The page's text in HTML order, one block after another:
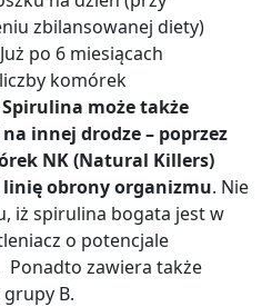
zbilansowanej diety)
po 6 miesiącach
komórek
Spirulina może także
innej drodze – poprzez
NK (Natural Killers)
obrony organizmu. Nie
iż spirulina bogata jest w
o potencjale
zawiera także
B.